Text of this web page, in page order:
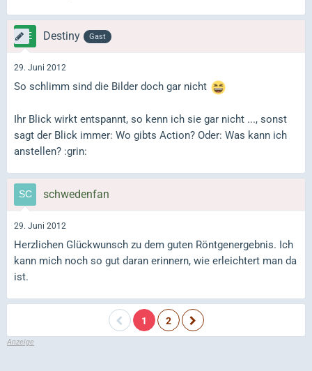
Destiny Gast
29. Juni 2012
So schlimm sind die Bilder doch gar nicht
Ihr Blick wirkt entspannt, so kenn ich sie gar nicht ..., sonst
sagt der Blick immer: Wo gibts Action? Oder: Was kann ich
anstellen? :grin:
schwedenfan
29. Juni 2012
Herzlichen Glückwunsch zu dem guten Röntgenergebnis. Ich
kann mich noch so gut daran erinnern, wie erleichtert man da
ist.
1 2